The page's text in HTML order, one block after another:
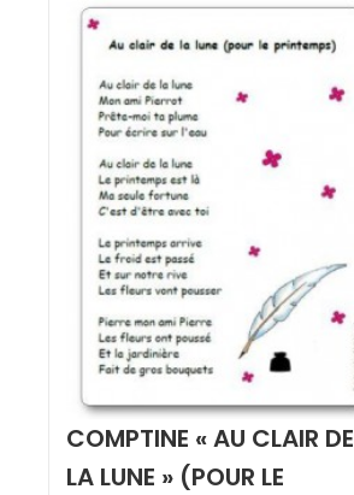
COMPTINE « AU CLAIR DE
LA LUNE » (POUR LE